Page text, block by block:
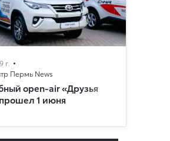
г.
Пермь News
open-air «Друзья
1 июня